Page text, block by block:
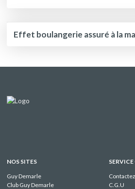
Effet boulangerie assuré à la
NOS SITES
Guy Demarle
Club Guy Demarle
C.G.U